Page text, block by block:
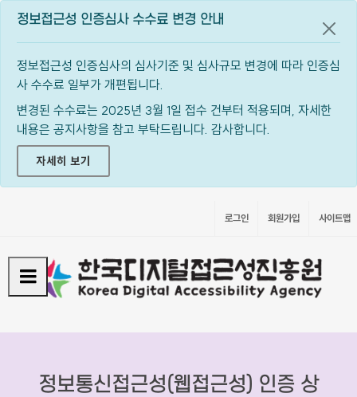
정보접근성 인증심사 수수료 변경 안내
정보접근성 인증심사의 심사기준 및 심사규모 변경에 따라 인증심
사 수수료 일부가 개편됩니다.
변경된 수수료는 2025년 3월 1일 접수 건부터 적용되며, 자세한
내용은 공지사항을 참고 부탁드립니다. 감사합니다.
자세히 보기
공지
로그인 회원가입 사이트맵
정보통신접근성(웹접근성) 인증 상